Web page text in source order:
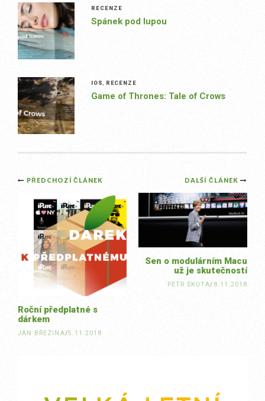
RECENZE
Spánek pod lupou
IOS RECENZE
Game of Thrones: Tale of Crows
Post
navigation
DALŠÍ ČLÁNEK
Sen o modulárním Macu
už je skutečností
PETR ŠKUTA/ 8.11.2018
PŘEDCHOZÍ ČLÁNEK
Roční předplatné s
dárkem
JAN BŘEZINA/5.11.2018